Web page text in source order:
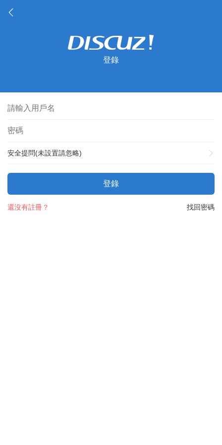
登錄
安全提問(未設置請忽略)
登錄
找回密碼
還沒有註冊？